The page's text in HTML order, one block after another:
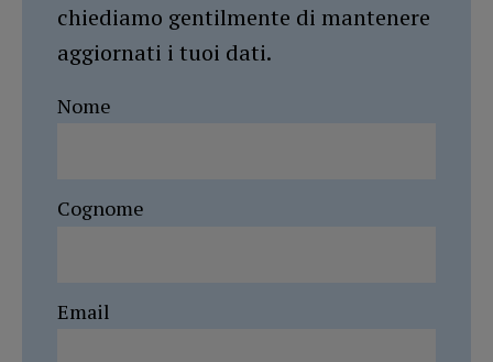
chiediamo gentilmente di mantenere
aggiornati i tuoi dati.
Nome
Cognome
Email